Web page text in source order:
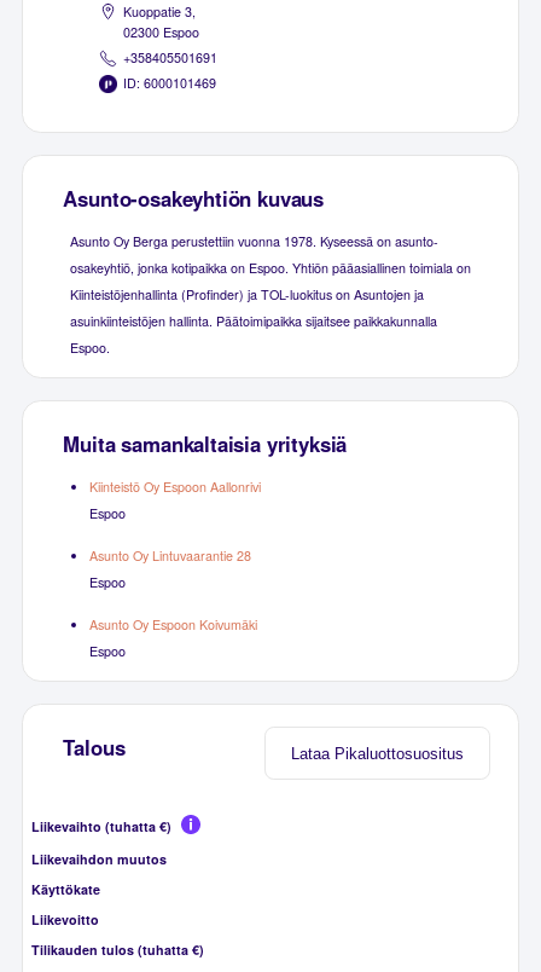
Kuoppatie 3,
02300 Espoo
+358405501691
ID: 6000101469
Asunto-osakeyhtiön kuvaus
Asunto Oy Berga perustettiin vuonna 1978. Kyseessä on asunto-
osakeyhtiö, jonka kotipaikka on Espoo. Yhtiön pääasiallinen toimiala on
Kiinteistöjenhallinta (Profinder) ja TOL-luokitus on Asuntojen ja
asuinkiinteistöjen hallinta. Päätoimipaikka sijaitsee paikkakunnalla
Espoo.
Muita samankaltaisia yrityksiä
Kiinteistö Oy Espoon Aallonrivi
Espoo
Asunto Oy Lintuvaarantie 28
Espoo
Asunto Oy Espoon Koivumäki
Espoo
Lataa Pikaluottosuositus
Talous
Liikevaihto (tuhatta €)
Liikevaihdon muutos
Käyttökate
Liikevoitto
Tilikauden tulos (tuhatta €)